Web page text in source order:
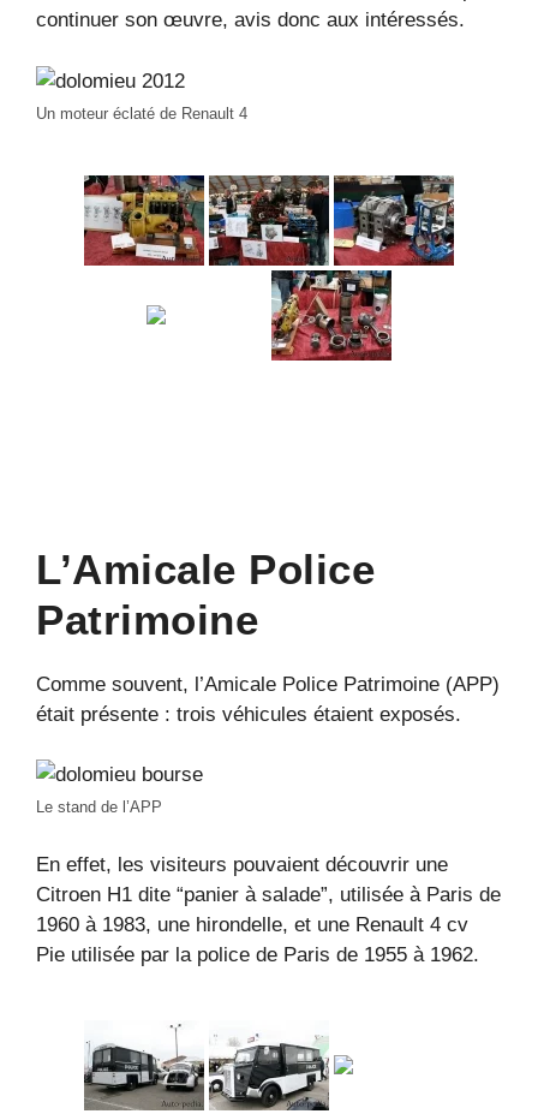
continuer son œuvre, avis donc aux intéressés.
Un moteur éclaté de Renault 4
L’Amicale Police
Patrimoine
Comme souvent, l’Amicale Police Patrimoine (APP)
était présente : trois véhicules étaient exposés.
Le stand de l’APP
En effet, les visiteurs pouvaient découvrir une
Citroen H1 dite “panier à salade”, utilisée à Paris de
1960 à 1983, une hirondelle, et une Renault 4 cv
Pie utilisée par la police de Paris de 1955 à 1962.